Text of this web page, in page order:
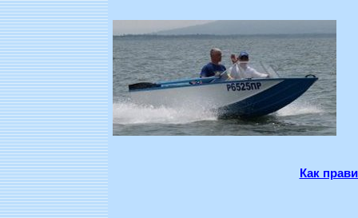
Как